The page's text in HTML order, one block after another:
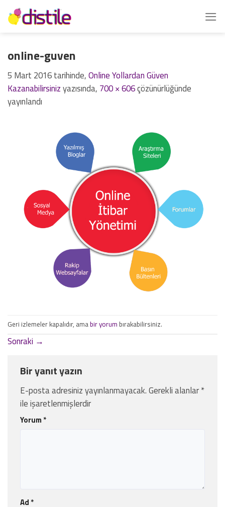
İçeriğe
atla
online-guven
5 Mart 2016tarihinde,Online Yollardan Güven
Kazanabilirsinizyazısında, 700 × 606çözünürlüğünde
yayınlandı
Geri izlemeler kapalıdır, amabir yorum bırakabilirsiniz.
Sonraki →
Bir yanıt yazın
E-posta adresiniz yayınlanmayacak.Gerekli alanlar*
ile işaretlenmişlerdir
Yorum *
Ad *